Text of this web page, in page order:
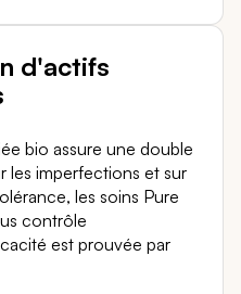
d'actifs
bio assure une double
les imperfections et sur
les soins Pure
contrôle
est prouvée par